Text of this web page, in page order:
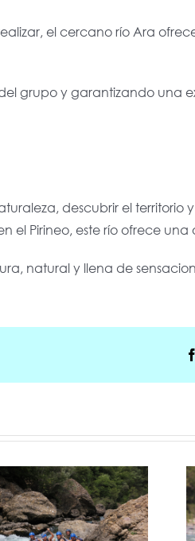
el cercano río Ara
grupo y garantizando una
descubrir el territorio
el Pirineo, este río ofrece
natural y llena de